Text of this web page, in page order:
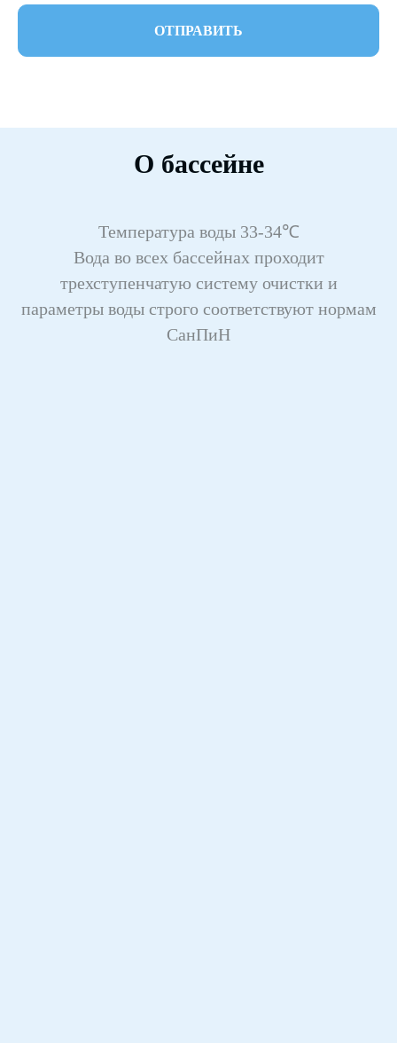
ОТПРАВИТЬ
О бассейне
Температура воды 33-34℃
Вода во всех бассейнах проходит
трехступенчатую систему очистки и
параметры воды строго соответствуют нормам
СанПиН